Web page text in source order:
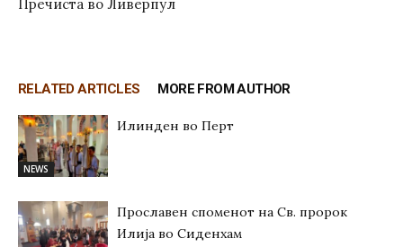
Пречиста во Ливерпул
RELATED ARTICLES MORE FROM AUTHOR
NEWS
Илинден во Перт
Прославен споменот на Св. пророк
Илија во Сиденхам